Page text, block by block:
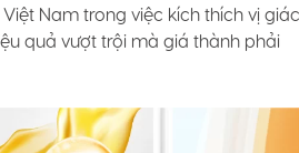
Nam trong việc kích thích vị
quả vượt trội mà giá thành phải
hàng triệu mẹ Việt.